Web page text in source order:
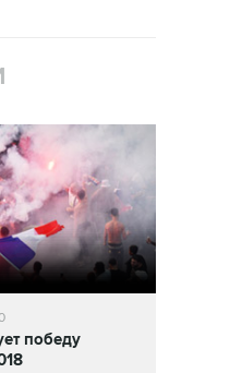
победу